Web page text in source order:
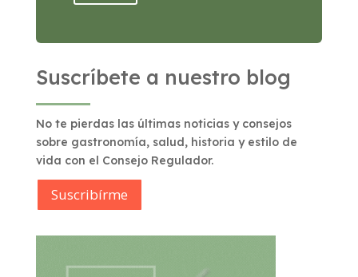
Suscríbete a nuestro blog
No te pierdas las últimas noticias y consejos
sobre gastronomía, salud, historia y estilo de
vida con el Consejo Regulador.
Suscribírme